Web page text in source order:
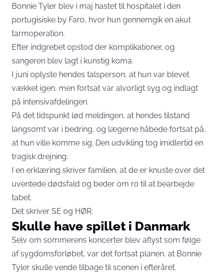
Bonnie Tyler blev i maj hastet til hospitalet i den
portugisiske by Faro, hvor hun gennemgik en akut
tarmoperation.
Efter indgrebet opstod der komplikationer, og
sangeren blev lagt i kunstig koma.
I juni oplyste hendes talsperson, at hun var blevet
vækket igen, men fortsat var alvorligt syg og indlagt
på intensivafdelingen.
På det tidspunkt lød meldingen, at hendes tilstand
langsomt var i bedring, og lægerne håbede fortsat på,
at hun ville komme sig. Den udvikling tog imidlertid en
tragisk drejning.
I en erklæring skriver familien, at de er knuste over det
uventede dødsfald og beder om ro til at bearbejde
tabet.
Det skriver SE og HØR.
Skulle have spillet i Danmark
Selv om sommerens koncerter blev aflyst som følge
af sygdomsforløbet, var det fortsat planen, at Bonnie
Tyler skulle vende tilbage til scenen i efteråret.